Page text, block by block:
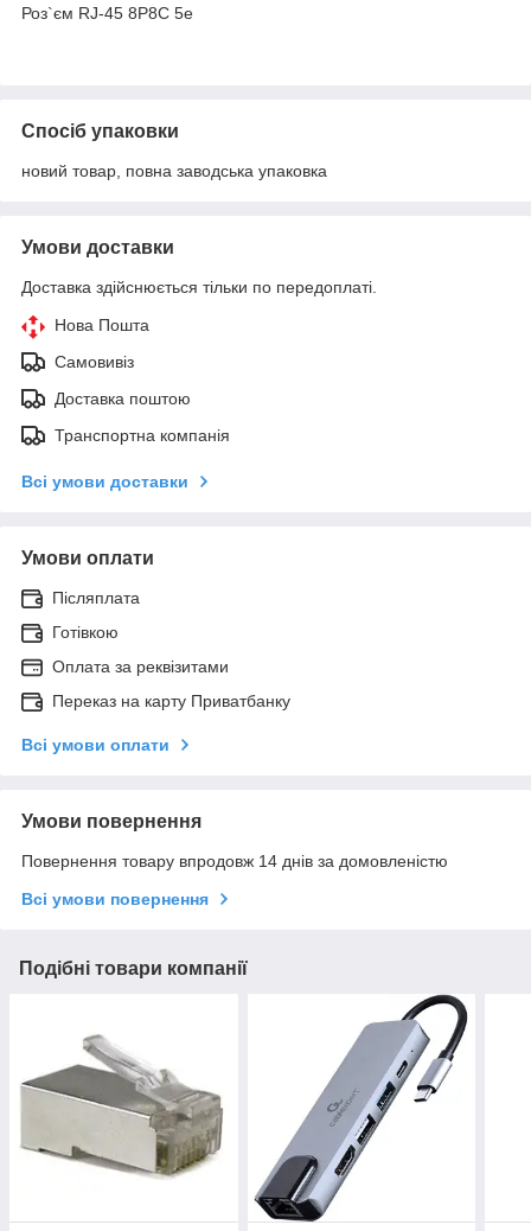
Роз`єм RJ-45 8P8C 5е
Спосіб упаковки
новий товар, повна заводська упаковка
Умови доставки
Доставка здійснюється тільки по передоплаті.
Нова Пошта
Самовивіз
Доставка поштою
Транспортна компанія
Всі умови доставки
Умови оплати
Післяплата
Готівкою
Оплата за реквізитами
Переказ на карту Приватбанку
Всі умови оплати
Умови повернення
Повернення товару впродовж 14 днів за домовленістю
Всі умови повернення
Подібні товари компанії